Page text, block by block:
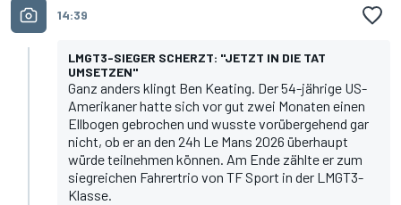
14:39
LMGT3-SIEGER SCHERZT: "JETZT IN DIE TAT
UMSETZEN"
Ganz anders klingt Ben Keating. Der 54-jährige US-
Amerikaner hatte sich vor gut zwei Monaten einen
Ellbogen gebrochen und wusste vorübergehend gar
nicht, ob er an den 24h Le Mans 2026 überhaupt
würde teilnehmen können. Am Ende zählte er zum
siegreichen Fahrertrio von TF Sport in der LMGT3-
Klasse.